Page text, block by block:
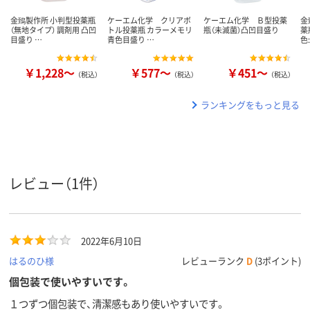
金鵄製作所 小判型投薬瓶
（無地タイプ） 調剤用 凸凹
目盛り …
￥1,228～ （税込）
ケーエム化学 クリアボ
トル投薬瓶 カラーメモリ
青色目盛り …
￥577～ （税込）
ケーエム化学 Ｂ型投薬
瓶（未滅菌）凸凹目盛り
￥451～ （税込）
金
薬
ランキングをもっと見る
レビュー（1件）
2022年6月10日
はるのひ様
レビューランク D (3ポイント)
個包装で使いやすいです。
１つずつ個包装で、清潔感もあり使いやすいです。